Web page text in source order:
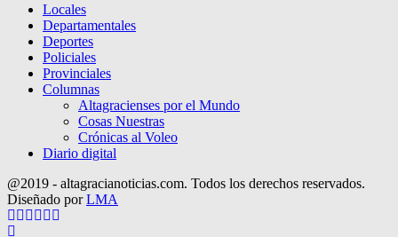
Locales
Departamentales
Deportes
Policiales
Provinciales
Columnas
Altagracienses por el Mundo
Cosas Nuestras
Crónicas al Voleo
Diario digital
@2019 - altagracianoticias.com. Todos los derechos reservados.
Diseñado porLMA
Facebook
Twitter
Instagram
Pinterest
Google